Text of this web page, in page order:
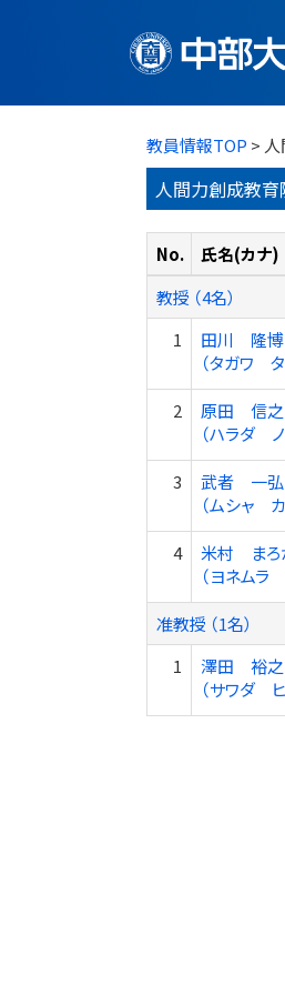
教員情報TOP > 人
人間力創成教育
No. 氏名(カナ)
教授 （4名）
1
田川 隆博
（タガワ タ
2
原田 信之
（ハラダ ノ
3
武者 一弘
（ムシャ カ
4
米村 まろ
（ヨネムラ
准教授 （1名）
1
澤田 裕之
（サワダ